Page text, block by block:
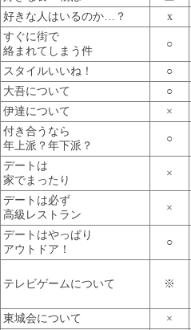
好きな人はいるのか…？
x
すぐに街で
絡まれてしまう件
○
スタイルいいね！
○
大吾について
○
伊達について
×
付き合うなら
年上派？年下派？
○
デートは
家でまったり
×
デートは必ず
高級レストラン
×
デートはやっぱり
アウトドア！
○
テレビゲームについて ※
東城会について
×